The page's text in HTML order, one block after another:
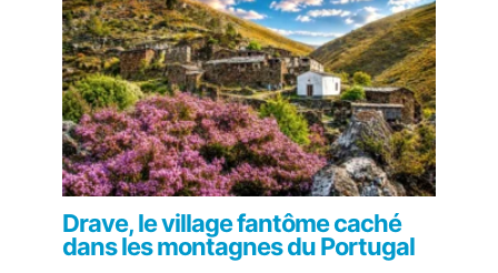
Drave, le village fantôme caché
dans les montagnes du Portugal